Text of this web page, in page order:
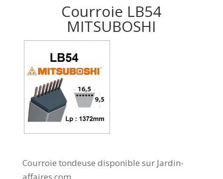
Courroie LB54
MITSUBOSHI
Courroie tondeuse disponible sur Jardin-